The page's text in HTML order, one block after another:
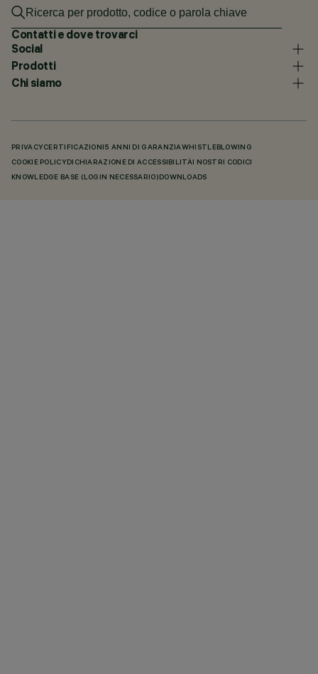
Contatti e dove trovarci
Social
Prodotti
Chi siamo
PRIVACY CERTIFICAZIONI 5 ANNI DI GARANZIAWHISTLEBLOWING
COOKIE POLICY DICHIARAZIONE DI ACCESSIBILITÀI NOSTRI CODICI
KNOWLEDGE BASE (LOGIN NECESSARIO) DOWNLOADS